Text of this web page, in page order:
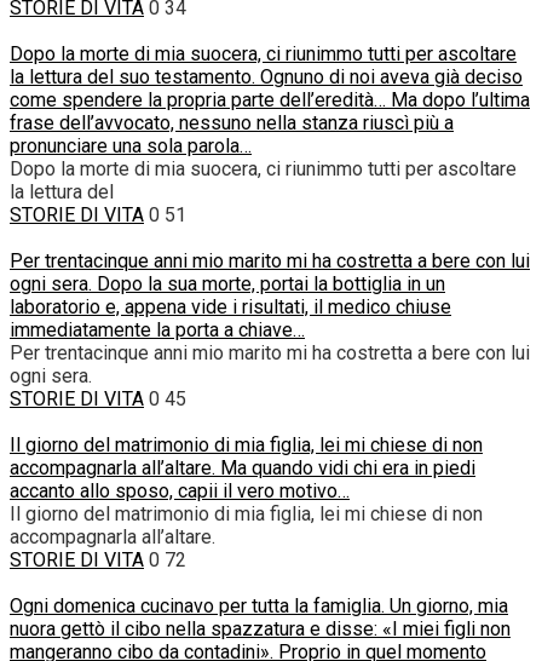
STORIE DI VITA 0 34
Dopo la morte di mia suocera, ci riunimmo tutti per ascoltare
la lettura del suo testamento. Ognuno di noi aveva già deciso
come spendere la propria parte dell’eredità… Ma dopo l’ultima
frase dell’avvocato, nessuno nella stanza riuscì più a
pronunciare una sola parola…
Dopo la morte di mia suocera, ci riunimmo tutti per ascoltare
la lettura del
STORIE DI VITA 0 51
Per trentacinque anni mio marito mi ha costretta a bere con lui
ogni sera. Dopo la sua morte, portai la bottiglia in un
laboratorio e, appena vide i risultati, il medico chiuse
immediatamente la porta a chiave…
Per trentacinque anni mio marito mi ha costretta a bere con lui
ogni sera.
STORIE DI VITA 0 45
Il giorno del matrimonio di mia figlia, lei mi chiese di non
accompagnarla all’altare. Ma quando vidi chi era in piedi
accanto allo sposo, capii il vero motivo…
Il giorno del matrimonio di mia figlia, lei mi chiese di non
accompagnarla all’altare.
STORIE DI VITA 0 72
Ogni domenica cucinavo per tutta la famiglia. Un giorno, mia
nuora gettò il cibo nella spazzatura e disse: «I miei figli non
mangeranno cibo da contadini». Proprio in quel momento